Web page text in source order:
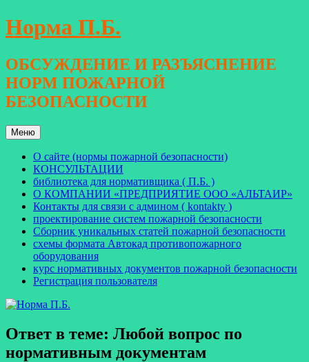
Перейти
к
Норма П.Б.
ОБСУЖДЕНИЕ И РАЗЪЯСНЕНИЕ
НОРМ ПОЖАРНОЙ
БЕЗОПАСНОСТИ
Меню
О сайте (нормы пожарной безопасности)
КОНСУЛЬТАЦИИ
библиотека для нормативщика ( П.Б. )
О КОМПАНИИ «ПРЕДПРИЯТИЕ ООО «АЛЬТАИР»
Контакты для связи с админом ( kontakty )
проектирование систем пожарной безопасности
Сборник уникальных статей пожарной безопасности
схемы формата Автокад противопожарного
оборудования
курс нормативных документов пожарной безопасности
Регистрация пользователя
Ответ в теме: Любой вопрос по
нормативным документам